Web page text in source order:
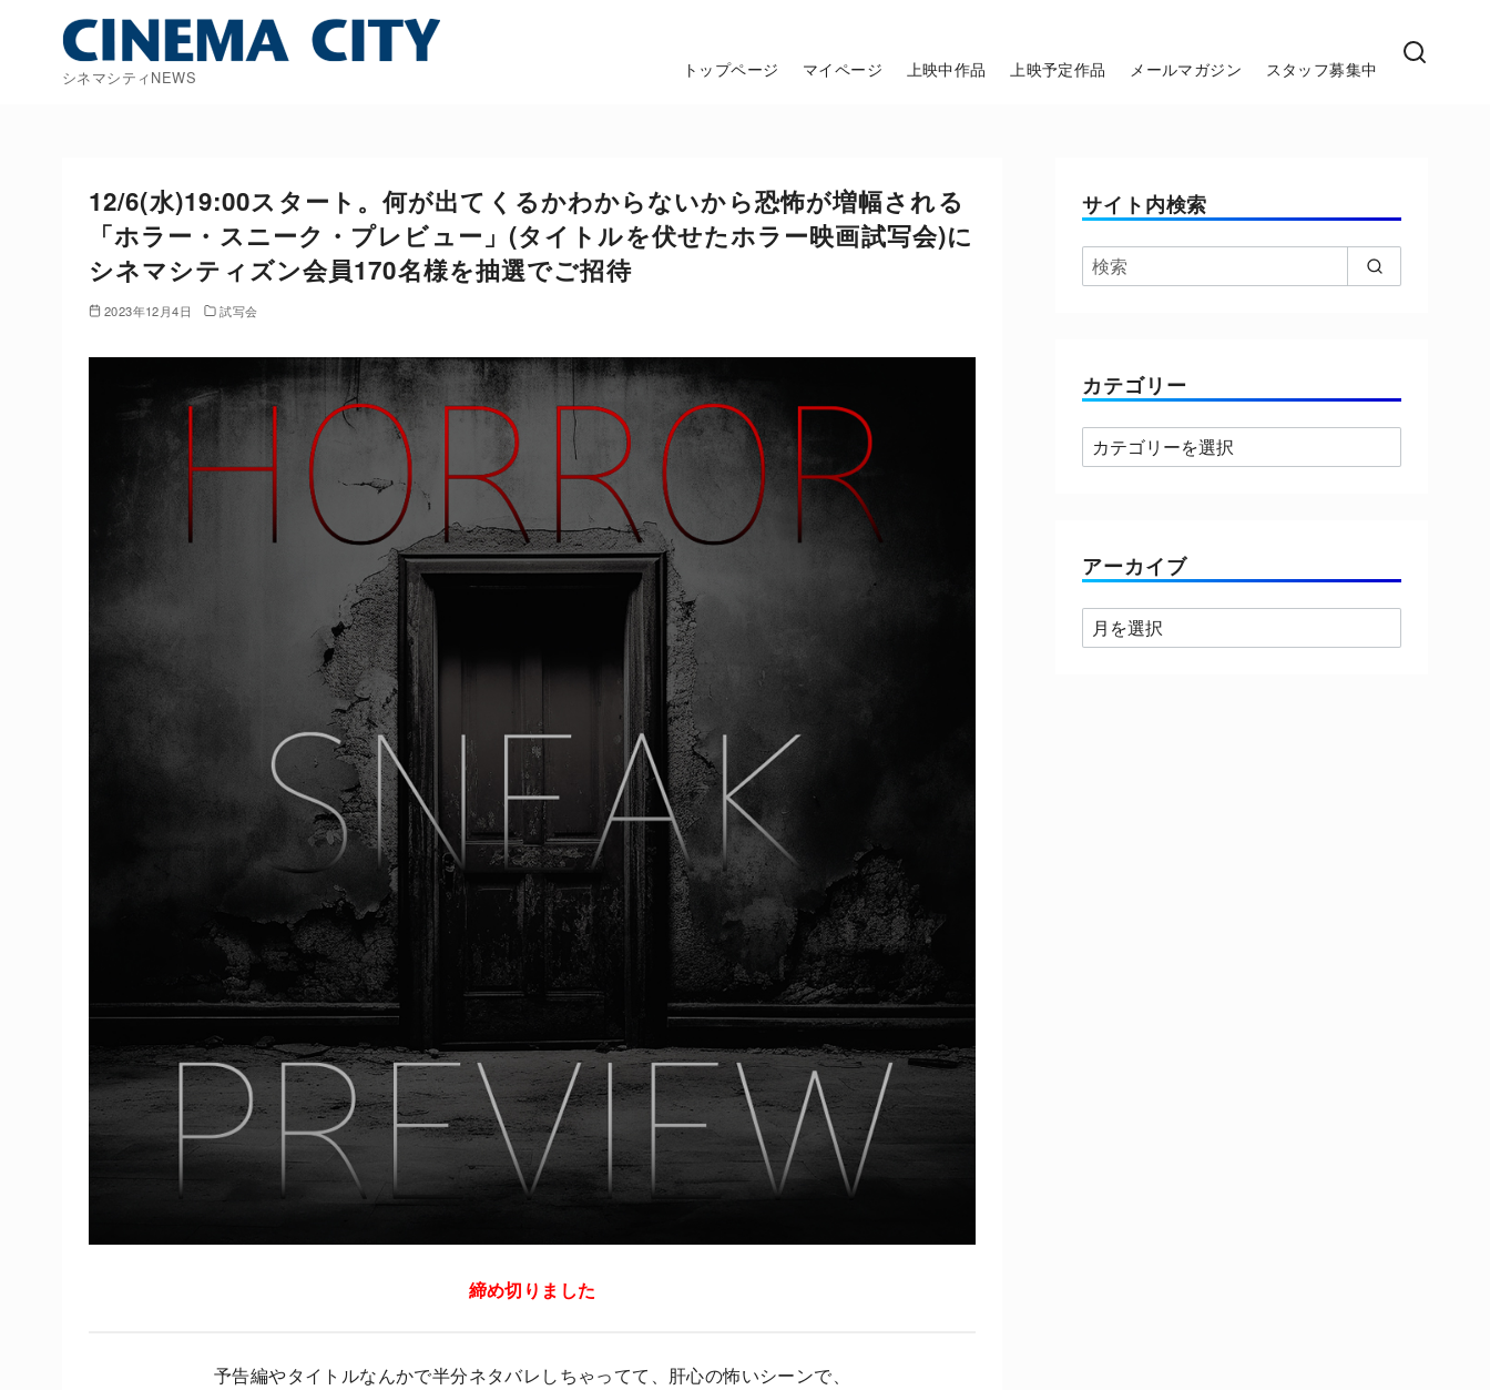
シネマシティNEWS トップページ マイページ 上映中作品 上映予定作品 メールマガジン スタッフ募集中
12/6(水)19:00スタート。何が出てくるかわからないから恐怖が増幅される
「ホラー・スニーク・プレビュー」(タイトルを伏せたホラー映画試写会)に
シネマシティズン会員170名様を抽選でご招待
2023年12月4日 試写会
締め切りました
予告編やタイトルなんかで半分ネタバレしちゃってて、肝心の怖いシーンで、
サイト内検索
カテゴリー
カ
テ
ー
アーカイブ
ア
ー